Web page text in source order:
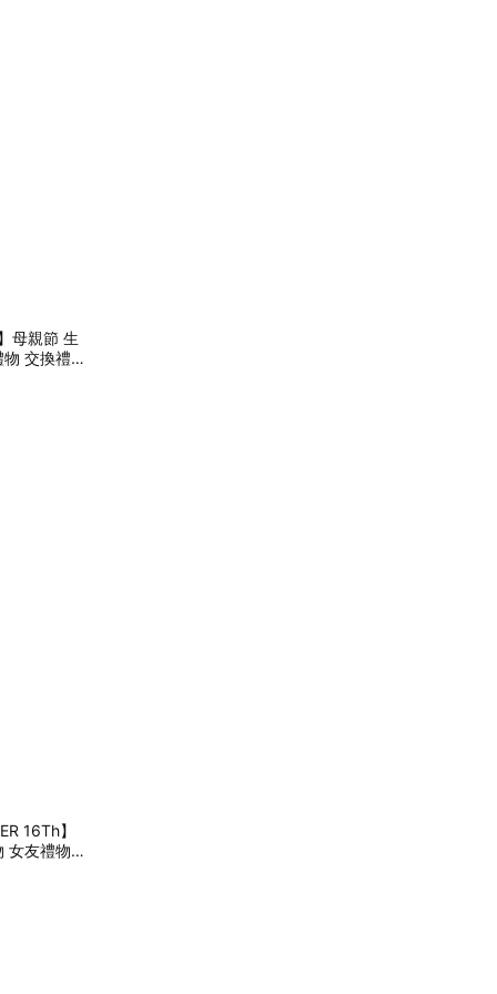
母親節 生
交換禮物
16Th】
女友禮物